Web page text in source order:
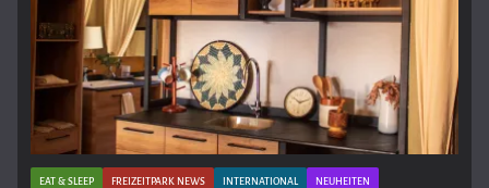
EAT & SLEEP FREIZEITPARK NEWS INTERNATIONAL NEUHEITEN